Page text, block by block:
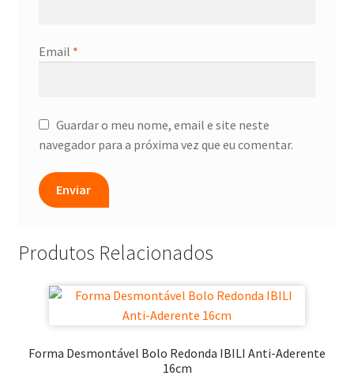
Email *
Guardar o meu nome, email e site neste
navegador para a próxima vez que eu comentar.
Produtos Relacionados
Forma Desmontável Bolo Redonda IBILI Anti-Aderente
16cm